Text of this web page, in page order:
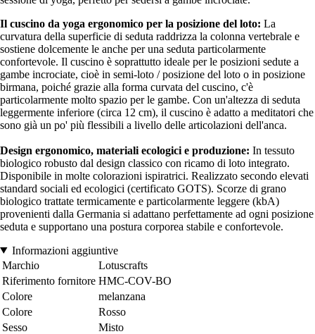
Il cuscino da yoga ergonomico per la posizione del loto: La
curvatura della superficie di seduta raddrizza la colonna vertebrale e
sostiene dolcemente le anche per una seduta particolarmente
confortevole. Il cuscino è soprattutto ideale per le posizioni sedute a
gambe incrociate, cioè in semi-loto / posizione del loto o in posizione
birmana, poiché grazie alla forma curvata del cuscino, c'è
particolarmente molto spazio per le gambe. Con un'altezza di seduta
leggermente inferiore (circa 12 cm), il cuscino è adatto a meditatori che
sono già un po' più flessibili a livello delle articolazioni dell'anca.
Design ergonomico, materiali ecologici e produzione: In tessuto
biologico robusto dal design classico con ricamo di loto integrato.
Disponibile in molte colorazioni ispiratrici. Realizzato secondo elevati
standard sociali ed ecologici (certificato GOTS). Scorze di grano
biologico trattate termicamente e particolarmente leggere (kbA)
provenienti dalla Germania si adattano perfettamente ad ogni posizione
seduta e supportano una postura corporea stabile e confortevole.
Informazioni aggiuntive
Marchio
Lotuscrafts
Riferimento fornitore HMC-COV-BO
Colore
melanzana
Colore
Rosso
Sesso
Misto